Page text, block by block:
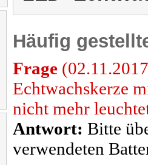
Häufig
Frage
Echtwachskerze
nicht mehr
Antwort: Bitte
verwendeten